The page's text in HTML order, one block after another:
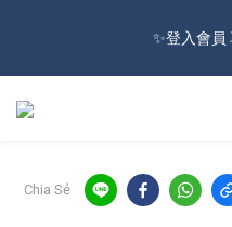
✨登入會員
✅訂閱訂單
🔥Đăng kí hội viên tặng ngay
Chia Sẻ